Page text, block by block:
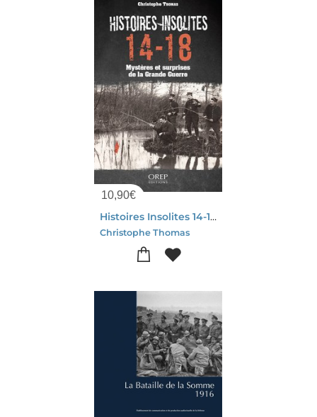
10,90€
Histoires Insolites 14-18 : Mysteres Et Surprises De La Grande Guerre
Christophe Thomas